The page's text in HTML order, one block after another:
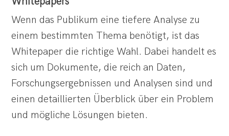
Wenn das Publikum eine tiefere Analyse zu
einem bestimmten Thema benötigt, ist das
Whitepaper die richtige Wahl. Dabei handelt es
sich um Dokumente, die reich an Daten,
Forschungsergebnissen und Analysen sind und
einen detaillierten Überblick über ein Problem
und mögliche Lösungen bieten.